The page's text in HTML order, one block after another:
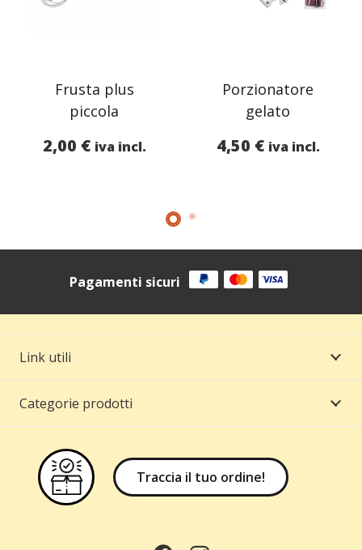
Frusta plus
piccola
2,00 € iva incl.
Porzionatore
gelato
4,50 € iva incl.
Pagamenti sicuri
Link utili
Categorie prodotti
Traccia il tuo ordine!